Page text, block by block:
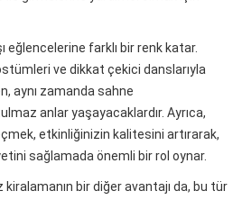
eğlencelerine farklı bir renk katar.
ve dikkat çekici danslarıyla
aynı zamanda sahne
anlar yaşayacaklardır. Ayrıca,
etkinliğinizin kalitesini artırarak,
sağlamada önemli bir rol oynar.
kiralamanın bir diğer avantajı da, bu tür